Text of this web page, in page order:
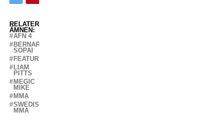
RELATERADE
ÄMNEN:
AFN 4
BERNARDO
SOPAI
FEATURED
LIAM
PITTS
MEGIC
MIKE
MMA
SWEDISH
MMA